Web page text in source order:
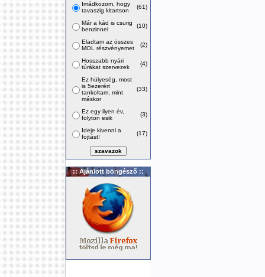
Imádkozom, hogy
tavaszig kitartson
(61)
Már a kád is csurig
benzinnel
(10)
Eladtam az összes
MOL részvényemet
(2)
Hosszabb nyári
túrákat szervezek
(4)
Ez hülyeség, most
is 5ezerért
tankoltam, mint
máskor
(33)
Ez egy ilyen év,
folyton esik
(3)
Ideje kivenni a
fojtást!
(17)
:: Ajánlott böngésző ::